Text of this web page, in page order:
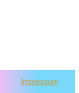
Impressum